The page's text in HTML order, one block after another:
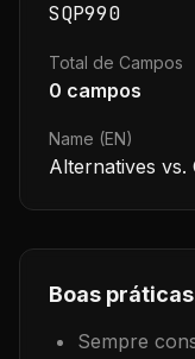
SQP990
Total de Campos
0 campos
Name (EN)
Alternatives vs.
Boas
Sempre